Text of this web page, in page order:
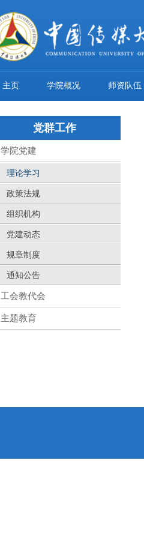
主页 学院概况 师资队伍
党群工作
学院党建
理论学习
政策法规
组织机构
党建动态
规章制度
通知公告
工会教代会
主题教育